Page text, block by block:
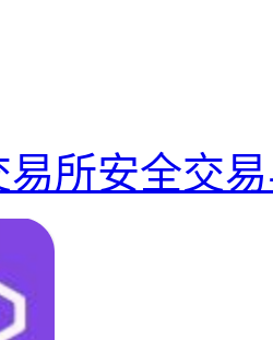
所安全交